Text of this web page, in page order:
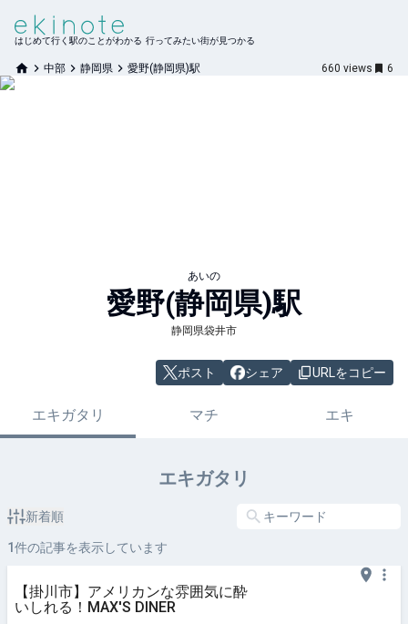
はじめて行く駅のことがわかる 行ってみたい街が見つかる
中部 静岡県 愛野(静岡県)駅 660 views 6
あいの
愛野(静岡県)駅
静岡県袋井市
ポスト シェア URLをコピー
エキガタリ マチ エキ
エキガタリ
新着順
1件の記事を表示しています
【掛川市】アメリカンな雰囲気に酔
いしれる！MAX'S DINER